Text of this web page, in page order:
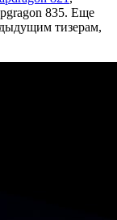
835. Еще
тизерам,